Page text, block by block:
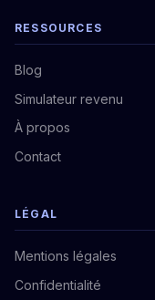
RESSOURCES
Blog
Simulateur revenu
À propos
Contact
LÉGAL
Mentions légales
Confidentialité